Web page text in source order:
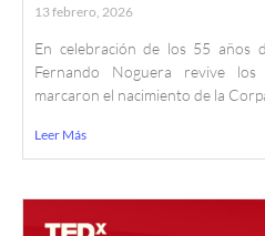
13 febrero, 2026
En celebración de los 55 años
Fernando Noguera revive
marcaron el nacimiento de la
Leer Más